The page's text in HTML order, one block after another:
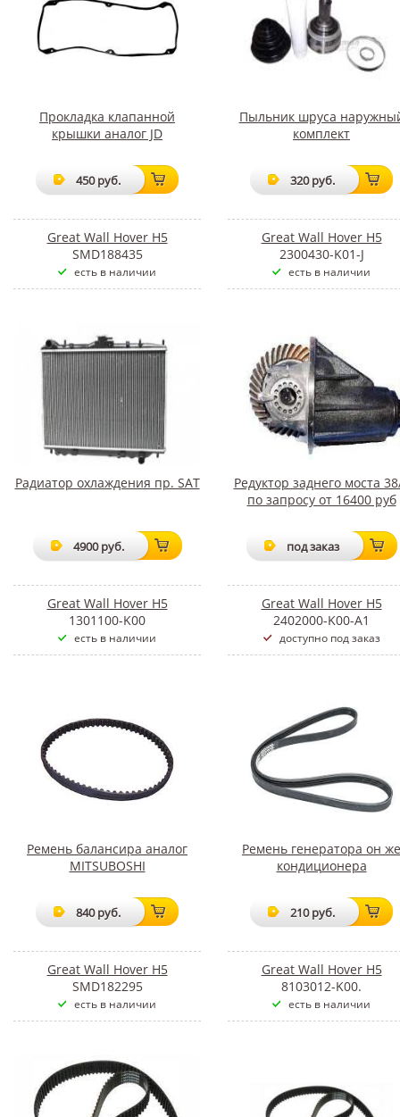
Прокладка клапанной
крышки аналог JD
450 руб.
Great Wall Hover H5
SMD188435
есть в наличии
Пыльник шруса
комплект
320 руб.
Great Wall Hover H5
2300430-K01-J
есть в наличии
Радиатор охлаждения пр. SAT
4900 руб.
Great Wall Hover H5
1301100-K00
есть в наличии
Редуктор заднего моста
по запросу от 16400 руб
под заказ
Great Wall Hover H5
2402000-K00-A1
доступно под заказ
Ремень балансира аналог
MITSUBOSHI
840 руб.
Great Wall Hover H5
SMD182295
есть в наличии
Ремень генератора он же
кондиционера
210 руб.
Great Wall Hover H5
8103012-K00.
есть в наличии